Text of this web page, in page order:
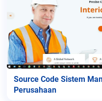
Source Code Sistem
Perusahaan